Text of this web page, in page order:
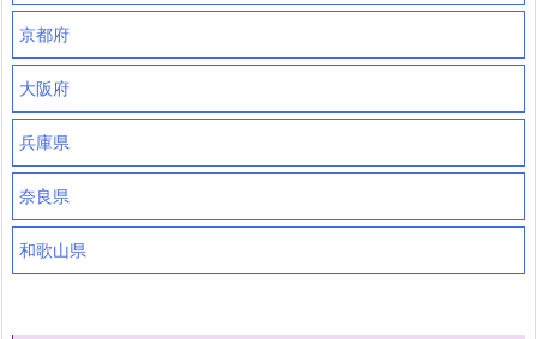
京都府
大阪府
兵庫県
奈良県
和歌山県